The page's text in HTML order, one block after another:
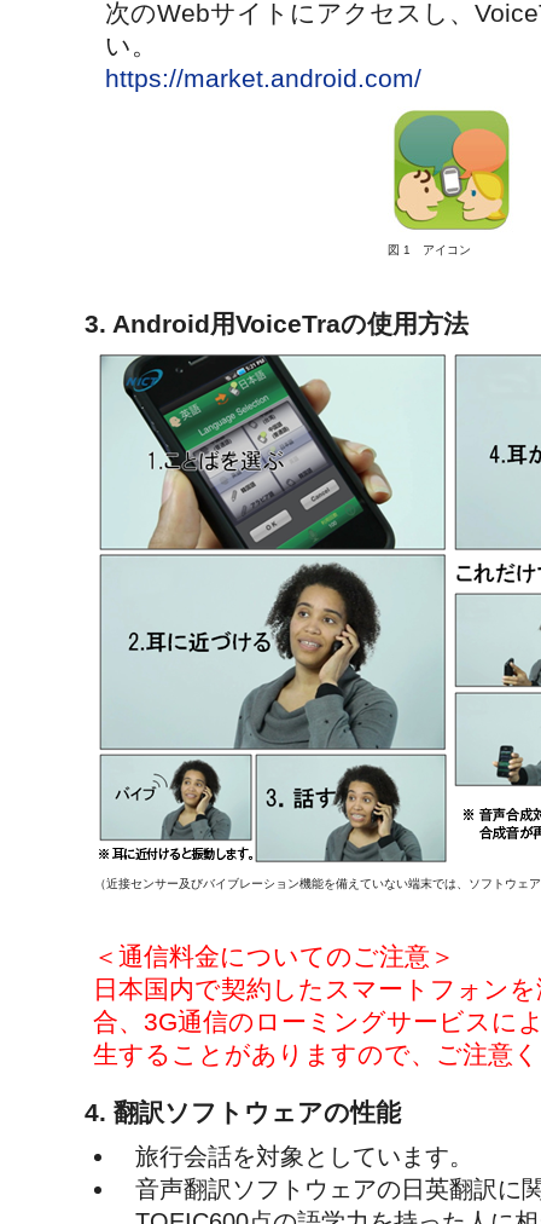
次のWebサイトにアクセスし、
い。
https://market.android.com/
図 1 アイコン
3. Android用VoiceTraの使用方法
（近接センサー及びバイブレーション機能を備えていない端末では、ソフトウェ
＜通信料金についてのご注意＞
日本国内で契約したスマートフォン
合、3G通信のローミングサービスに
生することがありますので、ご注意
4. 翻訳ソフトウェアの性能
旅行会話を対象としています。
音声翻訳ソフトウェアの日英翻訳に